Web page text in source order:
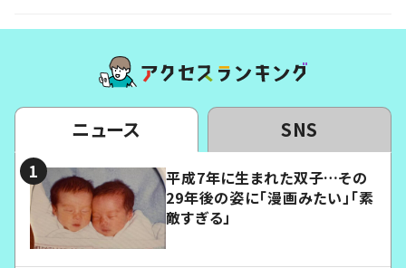
ニュース SNS
平成7年に生まれた双子…その
29年後の姿に「漫画みたい」「素
敵すぎる」